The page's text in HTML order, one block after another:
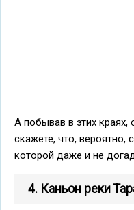
А побывав в этих краях,
скажете, что, вероятно,
которой даже и не
4. Каньон реки